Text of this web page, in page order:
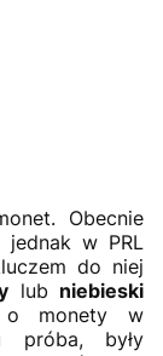
do ostatniej
Obecnie
jednak w PRL
do niej
lub niebieski
monety w
próba, były